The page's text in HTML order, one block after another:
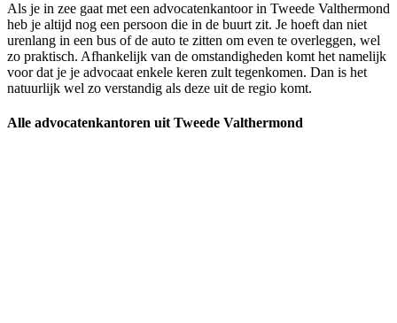
Als je in zee gaat met een advocatenkantoor in Tweede Valthermond
heb je altijd nog een persoon die in de buurt zit. Je hoeft dan niet
urenlang in een bus of de auto te zitten om even te overleggen, wel
zo praktisch. Afhankelijk van de omstandigheden komt het namelijk
voor dat je je advocaat enkele keren zult tegenkomen. Dan is het
natuurlijk wel zo verstandig als deze uit de regio komt.
Alle advocatenkantoren uit Tweede Valthermond